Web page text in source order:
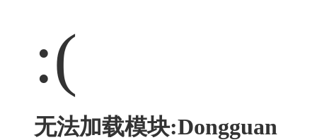
:(
无法加载模块:Dongguan